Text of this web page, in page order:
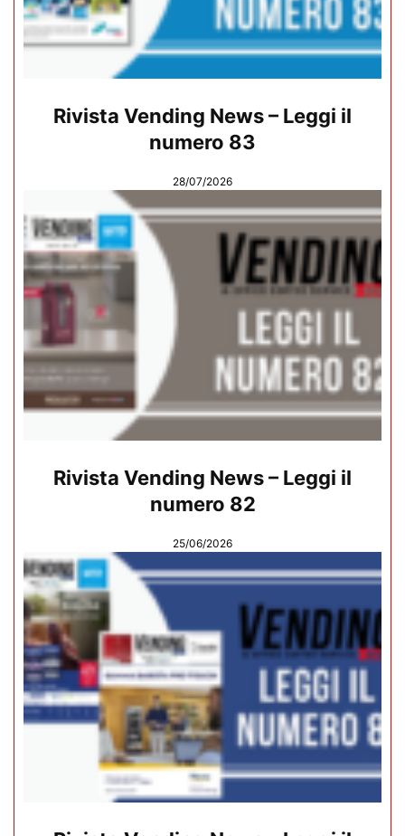
Rivista Vending News – Leggi il
numero 83
28/07/2026
Rivista Vending News – Leggi il
numero 82
25/06/2026